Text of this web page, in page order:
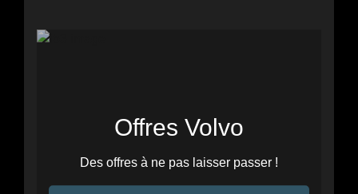
Offres Volvo
Des offres à ne pas laisser passer !